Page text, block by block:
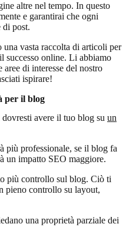
altre nel tempo. In questo
e garantirai che ogni
di post.
una vasta raccolta di articoli per
successo online. Li abbiamo
di interesse del nostro
ispirare!
per il blog
avere il tuo blog su un
più professionale, se il blog fa
un impatto SEO maggiore.
più controllo sul blog. Ciò ti
pieno controllo su layout,
una proprietà parziale dei